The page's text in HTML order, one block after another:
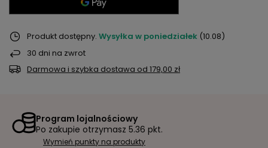
Produkt dostępny Wysyłka w poniedziałek (10.08)
30 dni na zwrot
Darmowa i szybka dostawa od 179,00 zł
Program lojalnościowy
Po zakupie otrzymasz 5.36 pkt.
Wymień punkty na produkty